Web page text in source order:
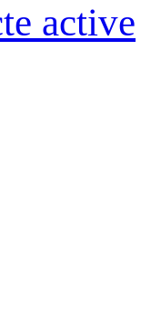
active